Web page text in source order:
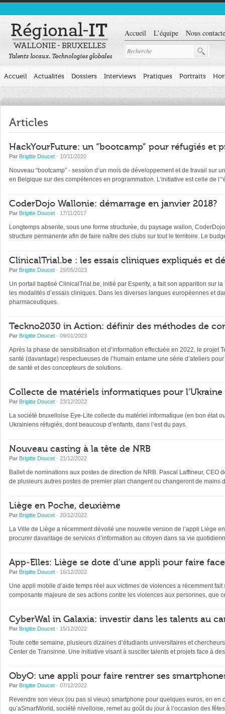
Accueil L’équipe Nous
Accueil Actualités Dossiers Interviews Pratiques Portraits
Articles
HackYourFuture: un “bootcamp” pour réfugiés et
Par Brigitte Doucet · 10/11/2020
Nouveau “bootcamp” - session d’un mois de développement et de travail
en Belgique sur des compétences en programmation. L’initiative est celle de
CoderDojo Wallonie: démarrage en janvier 2018?
Par Brigitte Doucet · 17/11/2017
Longtemps absente, sous une forme structurée, du paysage wallon,
structure permanente afin de faire naître des clubs sur tout le territoire. Le
ClinicalTrial.be : les essais cliniques expliqués et
Par Brigitte Doucet · 29/05/2023
Un portail baptisé ClinicalTrial.be, initié par Esperity, a fait son apparition sur
les modalités d’essais cliniques. Dans les diverses langues européennes et
pharmaceutiques.
Teckno2030 in Action: définir des méthodes de
Par Brigitte Doucet · 09/01/2023
Après la phase de sensibilisation et d’information effectuée en 2022, le projet
santé (davantage) respectueuses de l’humain entame une série d’ateliers
de santé et des concepteurs de solutions.
Collecte de matériels informatiques pour l’Ukraine
Par Brigitte Doucet · 23/12/2022
La société bruxelloise Eye-Lite collecte du matériel informatique (en bon état
Ukrainiens réfugiés, dont beaucoup d’enfants, dans l’est du pays.
Nouveau casting à la tête de NRB
Par Brigitte Doucet · 21/12/2022
Ballet de nominations aux postes de direction de NRB. Pascal Laffineur,
de plusieurs autres postes de premier plan changent ou changeront de mains
Liège en Poche, deuxième
Par Brigitte Doucet · 20/12/2022
La Ville de Liège a récemment dévoilé une nouvelle version de l’appli Liège
procurer davantage de services d’information au citoyen dans sa vie
App-Elles: Liège se dote d’une appli pour faire
Par Brigitte Doucet · 16/12/2022
Une appli mobile d’aide temps réel aux victimes de violences a récemment
composante majeure de ses actions contre les violences aux personnes, que
CyberWal in Galaxia: investir dans les talents au
Par Brigitte Doucet · 15/12/2022
Toute cette semaine, plusieurs dizaines d’étudiants universitaires et
Center de Transinne. Une initiative visant à susciter talents et projets face à
ObyO: une appli pour faire rentrer ses
Par Brigitte Doucet · 07/12/2022
Revendre son vieux (ou pas si vieux) smartphone pour quelques euros, en
qu’aSmartWorld, société nivelloise, remet au goût du jour à l’occasion des